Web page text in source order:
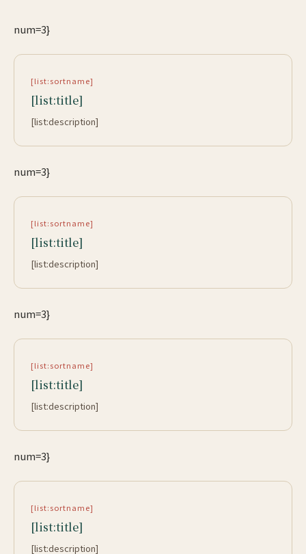
num=3}
[list:sortname]
[list:title]
[list:description]
num=3}
[list:sortname]
[list:title]
[list:description]
num=3}
[list:sortname]
[list:title]
[list:description]
num=3}
[list:sortname]
[list:title]
[list:description]